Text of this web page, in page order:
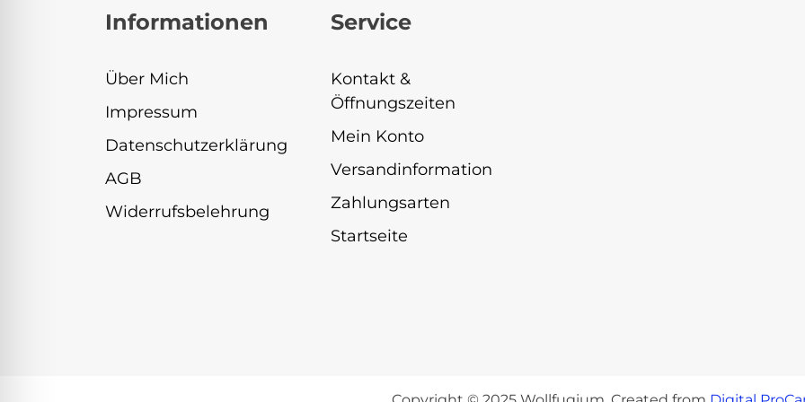
Informationen
Über Mich
Impressum
Datenschutzerklärung
AGB
Widerrufsbelehrung
Service
Kontakt &
Öffnungszeiten
Mein Konto
Versandinformation
Zahlungsarten
Startseite